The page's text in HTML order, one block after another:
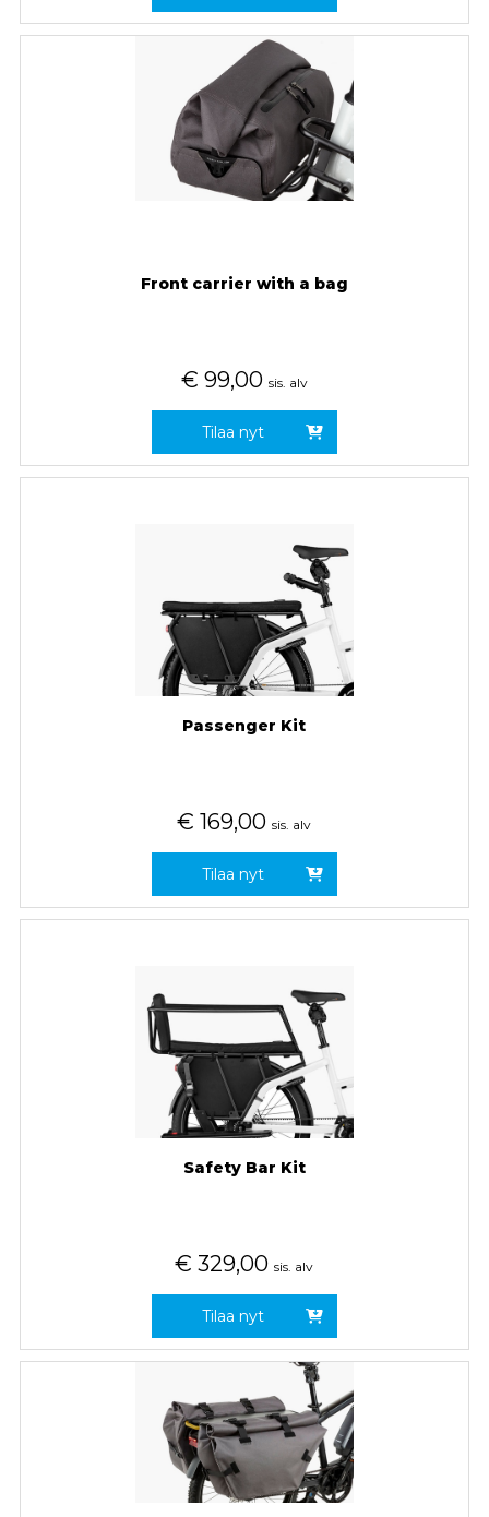
Front carrier with a bag
€ 99,00 sis. alv
Tilaa nyt
Passenger Kit
€ 169,00 sis. alv
Tilaa nyt
Safety Bar Kit
€ 329,00 sis. alv
Tilaa nyt